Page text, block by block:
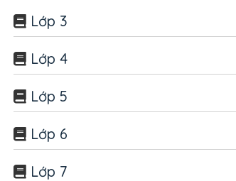
Lớp 3
Lớp 4
Lớp 5
Lớp 6
Lớp 7